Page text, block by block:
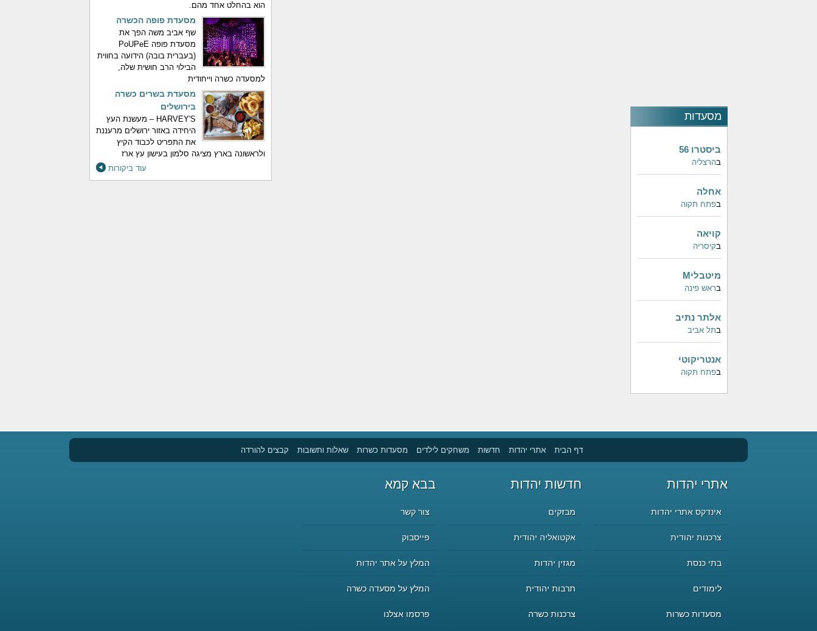
מסעדות
ביסטרו 56
בהרצליה
אחלה
בפתח תקוה
קויאה
בקיסריה
מיטבליM
בראש פינה
אלתר נתיב
בתל אביב
אנטריקוטי
בפתח תקוה
הוא בהחלט אחד מהם.
מסעדת פופה הכשרה
שף אביב משה הפך את
מסעדת פופה PoUPeE
(בעברית בובה) הידועה בחווית
הבילוי הרב חושית שלה,
למסעדה כשרה וייחודית
מסעדת בשרים כשרה
בירושלים
HARVEY'S – מעשנת העץ
היחידה באזור ירושלים מרעננת
את התפריט לכבוד הקיץ
ולראשונה בארץ מציגה סלמון בעישון עץ ארז
עוד ביקורות
דף הבית אתרי יהדות חדשות משחקים לילדים מסעדות כשרות שאלות ותשובות קבצים להורדה
אתרי יהדות
אינדקס אתרי יהדות
צרכנות יהודית
בתי כנסת
לימודים
מסעדות כשרות
חדשות יהדות
מבזקים
אקטואליה יהודית
מגזין יהדות
תרבות יהודית
צרכנות כשרה
בבא קמא
צור קשר
פייסבוק
המלץ על אתר יהדות
המלץ על מסעדה כשרה
פרסמו אצלנו